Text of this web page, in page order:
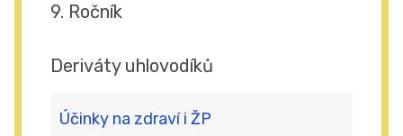
9. Ročník
Deriváty uhlovodíků
Účinky na zdraví i ŽP